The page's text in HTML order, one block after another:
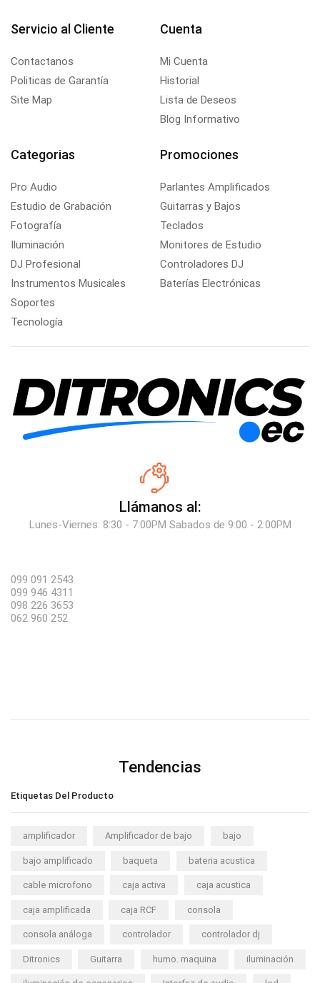
Servicio al Cliente
Contactanos
Politicas de Garantía
Site Map
Cuenta
Mi Cuenta
Historial
Lista de Deseos
Blog Informativo
Categorias
Pro Audio
Estudio de Grabación
Fotografía
Iluminación
DJ Profesional
Instrumentos Musicales
Soportes
Tecnología
Promociones
Parlantes Amplificados
Guitarras y Bajos
Teclados
Monitores de Estudio
Controladores DJ
Baterías Electrónicas
Llámanos al:
Lunes-Viernes: 8:30 - 7:00PM Sabados de 9:00 - 2:00PM
099 091 2543
099 946 4311
098 226 3653
062 960 252
Tendencias
Etiquetas Del Producto
amplificador Amplificador de bajo bajo
bajo amplificado baqueta bateria acustica
cable microfono caja activa caja acustica
caja amplificada caja RCF consola
consola análoga controlador controlador dj
Ditronics Guitarra humo. maquina iluminación